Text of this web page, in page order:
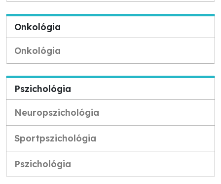
Onkológia
Onkológia
Pszichológia
Neuropszichológia
Sportpszichológia
Pszichológia